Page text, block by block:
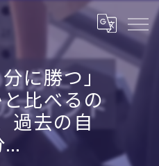
に勝つ」
比べるの
過去の自